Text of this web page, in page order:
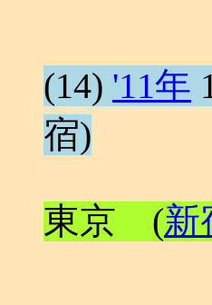
(14) '11年
宿)
東京 (新